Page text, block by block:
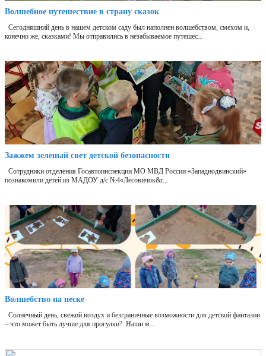
Волшебное путешествие в страну сказок
Сегодняшний день в нашем детском саду был наполнен волшебством, смехом и,
конечно же, сказками! Мы отправились в незабываемое путешес...
Зажжем зеленый свет детской безопасности
Сотрудники отделения Госавтоинспекции МО МВД России «Западнодвинский»
познакомили детей из МАДОУ д/с №4«Лесовичок&r...
Волшебство на песке
Солнечный день, свежий воздух и безграничные возможности для детской фантазии
– что может быть лучше для прогулки? Наши м...